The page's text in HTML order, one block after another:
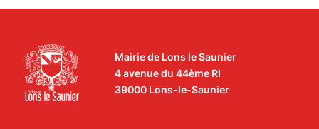
Mairie de Lons le Saunier
4 avenue du 44ème RI
39000 Lons-le-Saunier